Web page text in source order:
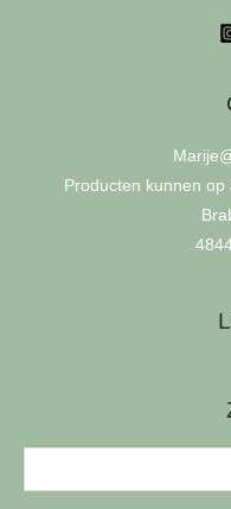
Marije
Producten kunnen